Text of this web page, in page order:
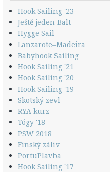
Hook Sailing '23
Ještě jeden Balt
Hygge Sail
Lanzarote–Madeira
Babyhook Sailing
Hook Sailing '21
Hook Sailing '20
Hook Sailing '19
Skotský zevl
RYA kurz
Tógy '18
PSW 2018
Finský záliv
PortuPlavba
Hook Sailing '17